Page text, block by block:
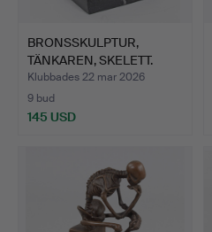
BRONSSKULPTUR,
TÄNKAREN, SKELETT.
Klubbades 22 mar 2026
9 bud
145 USD